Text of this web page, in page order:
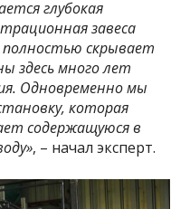
глубокая
завеса
скрывает
здесь много лет
Одновременно мы
которая
содержащуюся в
, – начал эксперт.